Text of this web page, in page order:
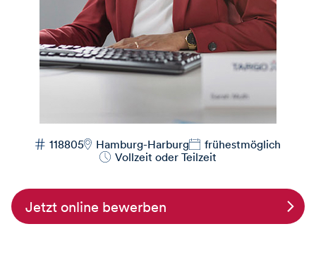
118805 Hamburg-Harburg
frühestmöglich
Vollzeit oder Teilzeit
Jetzt online bewerben